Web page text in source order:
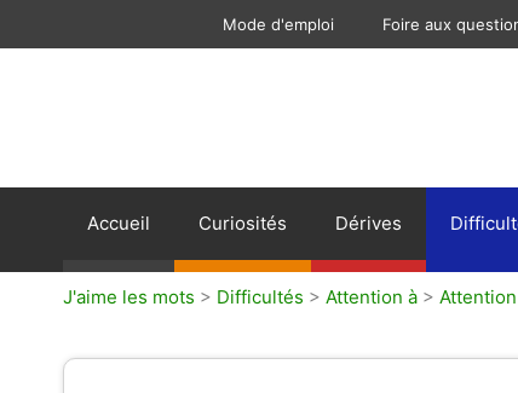
Mode d'emploi Foire aux
Accueil Curiosités Dérives
J'aime les mots > Difficultés > Attention à >